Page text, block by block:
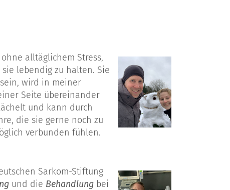
alltäglichem Stress,
lebendig zu halten. Sie
wird in meiner
Seite übereinander
und kann durch
die sie gerne noch zu
verbunden fühlen.
Sarkom-Stiftung
und die Behandlung bei